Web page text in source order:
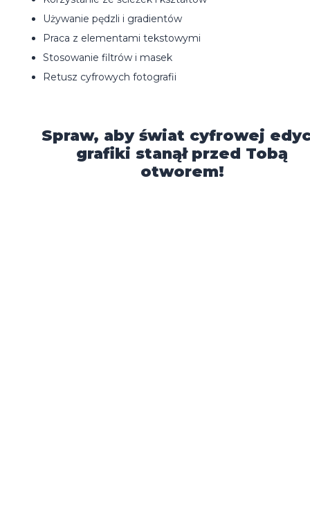
Używanie pędzli i gradientów
Praca z elementami tekstowymi
Stosowanie filtrów i masek
Retusz cyfrowych fotografii
Spraw, aby świat cyfrowej
grafiki stanął przed Tobą
otworem!